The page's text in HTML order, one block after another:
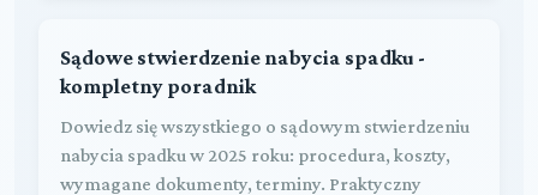
Sądowe stwierdzenie nabycia spadku -
kompletny poradnik
Dowiedz się wszystkiego o sądowym stwierdzeniu
nabycia spadku w 2025 roku: procedura, koszty,
wymagane dokumenty, terminy. Praktyczny